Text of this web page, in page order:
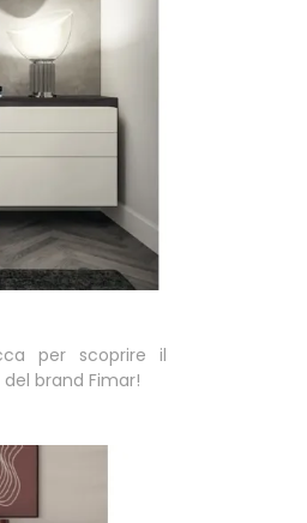
per scoprire il
brand Fimar!